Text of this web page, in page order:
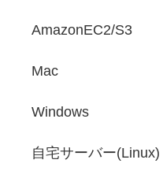
AmazonEC2/S3
Mac
Windows
自宅サーバー(Linux)